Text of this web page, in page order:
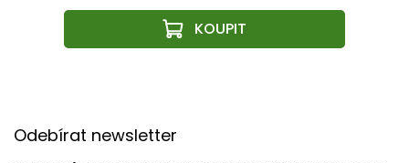
Odebírat newsletter